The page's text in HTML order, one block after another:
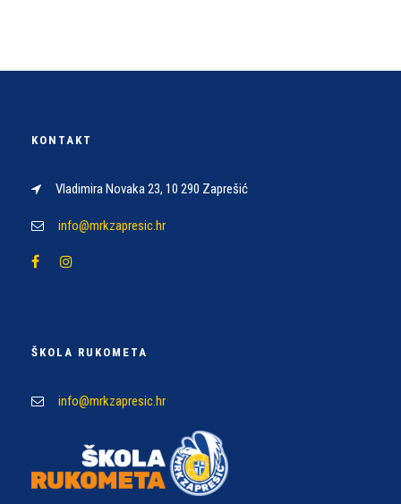
KONTAKT
Vladimira Novaka 23, 10 290 Zaprešić
info@mrkzapresic.hr
ŠKOLA RUKOMETA
info@mrkzapresic.hr